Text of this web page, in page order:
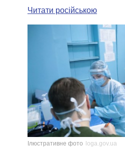
Читати російською
Ілюстративне фото loga.gov.ua